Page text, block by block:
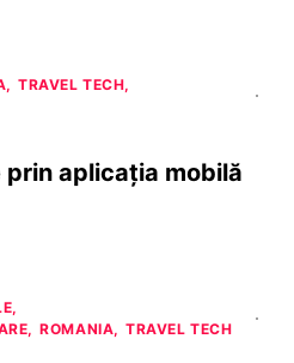
TRAVEL TECH
prin aplicaţia mobilă
ROMANIA
TRAVEL TECH